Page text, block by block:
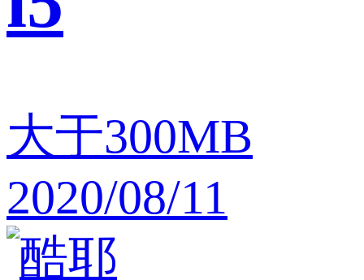
大于300MB
2020/08/11